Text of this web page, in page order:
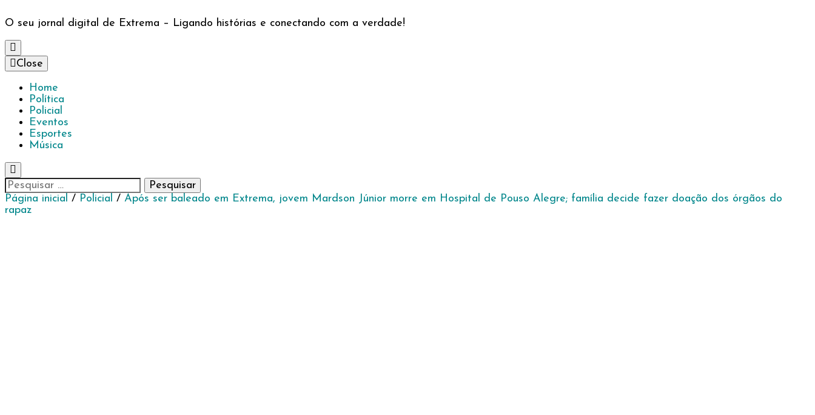
O seu jornal digital de Extrema – Ligando histórias e conectando com a verdade!
Close
Home
Política
Policial
Eventos
Esportes
Música
Pesquisar
por:
Página inicial / Policial / Após ser baleado em Extrema, jovem Mardson Júnior morre em Hospital de Pouso Alegre; família decide fazer doação dos órgãos do
rapaz